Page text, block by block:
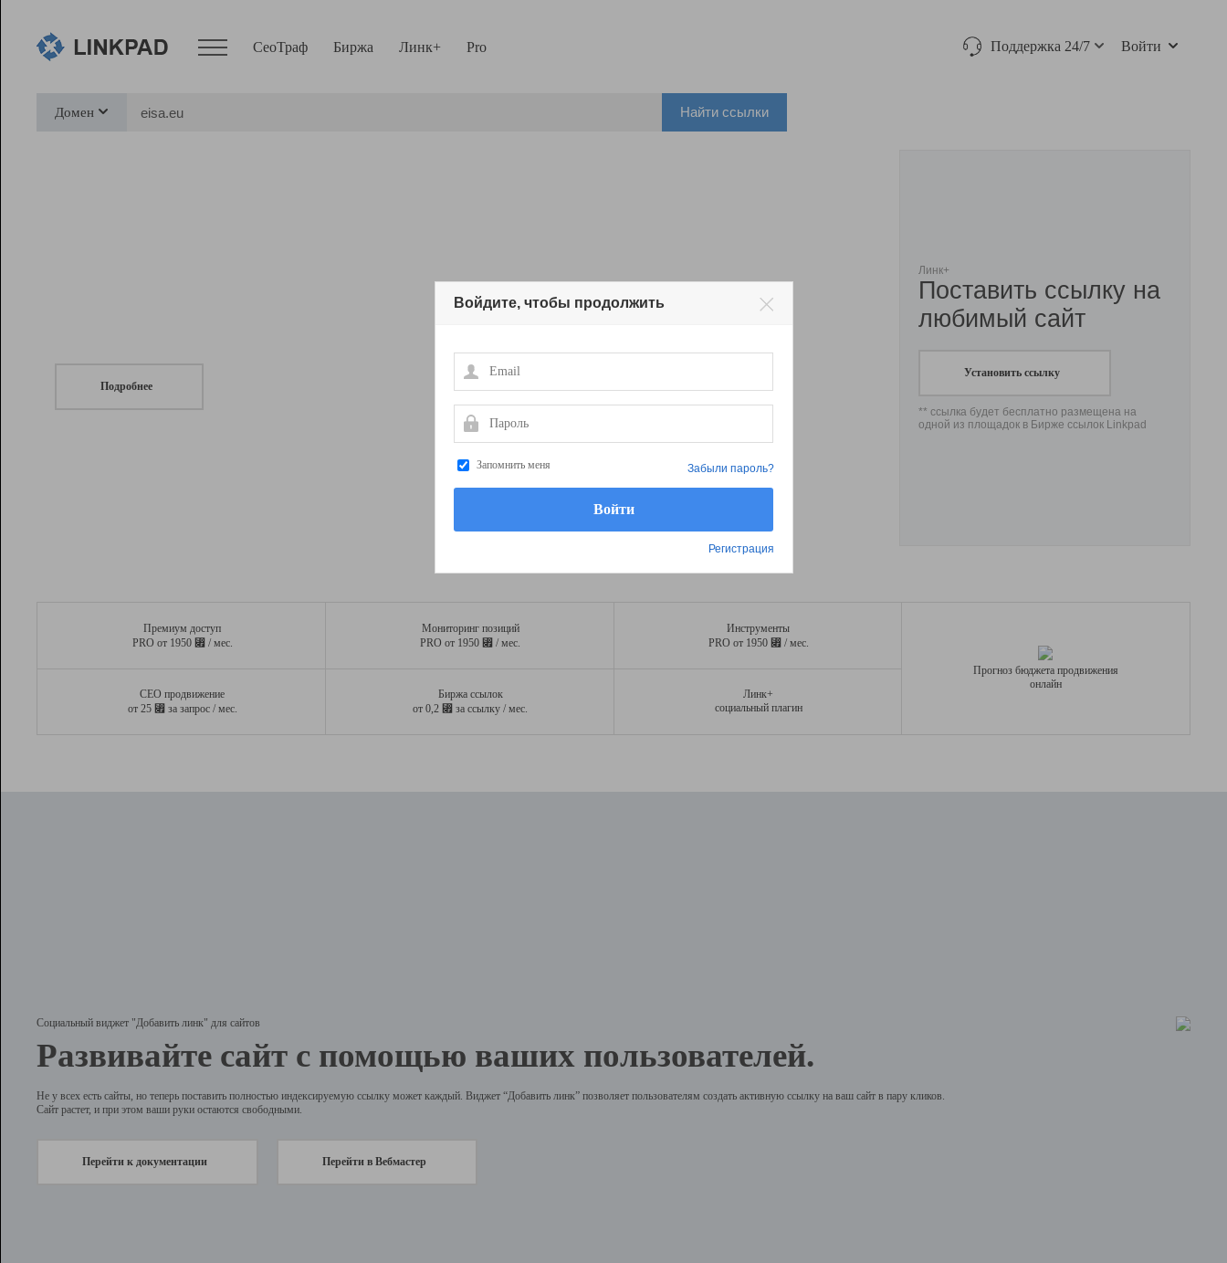
СеоТраф Биржа Линк+ Pro Поддержка 24/7 Войти
Домен Найти ссылки
Подробнее
Линк+
Поставить ссылку на
любимый сайт
Установить ссылку
** ссылка будет бесплатно размещена на
одной из площадок в Бирже ссылок Linkpad
Премиум доступ
PRO от 1950 ⃏ / мес.
Мониторинг позиций
PRO от 1950 ⃏ / мес.
Инструменты
PRO от 1950 ⃏ / мес.
СЕО продвижение
от 25 ⃏ за запрос / мес.
Биржа ссылок
от 0,2 ⃏ за ссылку / мес.
Линк+
социальный плагин
Прогноз бюджета продвижения
онлайн
Социальный виджет "Добавить линк" для сайтов
Развивайте сайт с помощью ваших пользователей.
Не у всех есть сайты, но теперь поставить полностью индексируемую ссылку может каждый. Виджет “Добавить линк” позволяет пользователям создать активную ссылку на ваш сайт в пару кликов.
Сайт растет, и при этом ваши руки остаются свободными.
Перейти к документации Перейти в Вебмастер
Войдите, чтобы продолжить
Email
Пароль
Запомнить меня
Регистрация
Забыли пароль?